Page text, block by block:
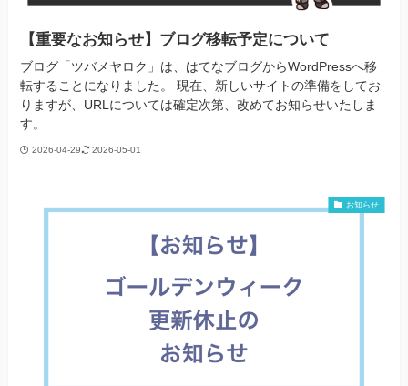
【重要なお知らせ】ブログ移転予定について
ブログ「ツバメヤロク」は、はてなブログからWordPressへ移
転することになりました。 現在、新しいサイトの準備をしてお
りますが、URLについては確定次第、改めてお知らせいたしま
す。
2026-04-29 2026-05-01
お知らせ